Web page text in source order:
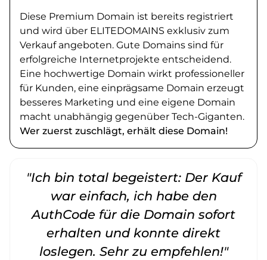
Diese Premium Domain ist bereits registriert
und wird über ELITEDOMAINS exklusiv zum
Verkauf angeboten. Gute Domains sind für
erfolgreiche Internetprojekte entscheidend.
Eine hochwertige Domain wirkt professioneller
für Kunden, eine einprägsame Domain erzeugt
besseres Marketing und eine eigene Domain
macht unabhängig gegenüber Tech-Giganten.
Wer zuerst zuschlägt, erhält diese Domain!
"Ich bin total begeistert: Der Kauf
war einfach, ich habe den
AuthCode für die Domain sofort
erhalten und konnte direkt
loslegen. Sehr zu empfehlen!"